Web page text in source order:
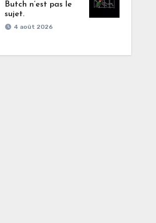
Butch n’est pas le
sujet.
4 août 2026